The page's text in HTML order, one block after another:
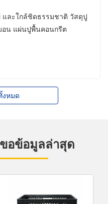
และใกล้ชิดธรรมชาติ วัสดุปู
อน แผ่นปูพื้นคอนกรีต
หมด
อข้อมูลล่าสุด